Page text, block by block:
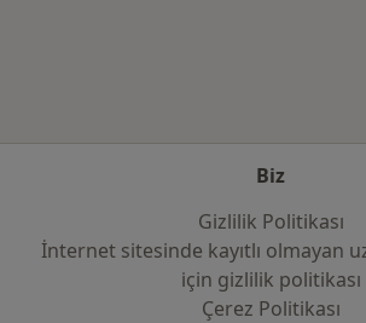
Biz
Gizlilik Politikası
İnternet sitesinde kayıtlı olmayan
i̇çin gizlilik politikası
Çerez Politikası